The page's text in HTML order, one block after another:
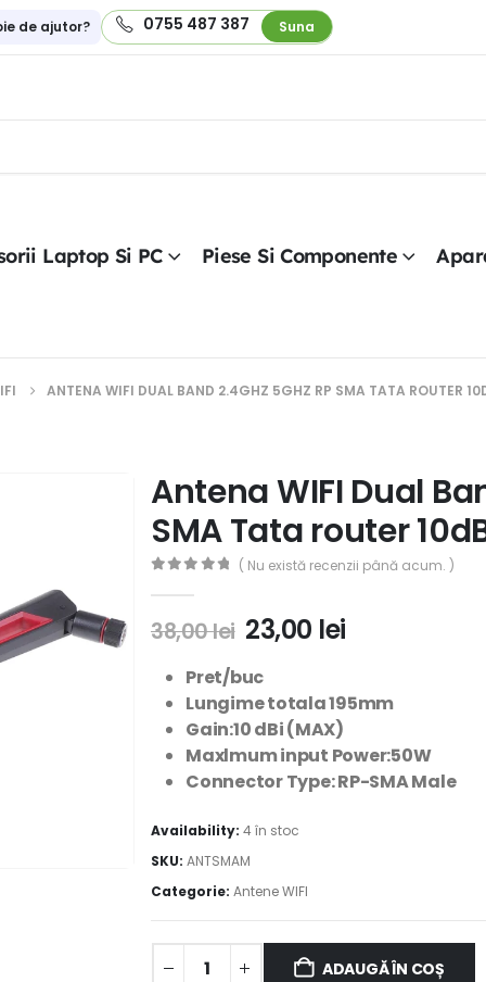
de ajutor? 0755 487 387 Suna
Laptop Si PC Piese Si Componente
ANTENA WIFI DUAL BAND 2.4GHZ 5GHZ RP SMA TATA ROUTER
Antena WIFI Dual
SMA Tata router
( Nu există recenzii până acum. )
38,00lei 23,00 lei
Pret/buc
Lungime totala 195mm
Gain:10 dBi (MAX)
Maxlmum input Power:50W
Connector Type: RP-SMA Male
Availability: 4 în stoc
SKU: ANTSMAM
Categorie: Antene WIFI
ADAUGĂ ÎN COȘ